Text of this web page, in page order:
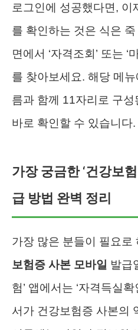
로그인에 성공했다면, 이
를 확인하는 것은 식은
면에서 ‘자격조회’ 또는 ‘
를 찾아보세요. 해당 메
름과 함께 11자리로 구
바로 확인할 수 있습니다.
가장 궁금한 ‘건강보
급 방법 완벽 정리
가장 많은 분들이 필요로
보험증 사본 모바일 발급
험’ 앱에서는 ‘자격득실
서가 건강보험증 사본의